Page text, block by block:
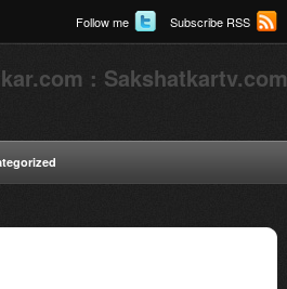
Follow me Subscribe RSS
: Sakshatkartv.com